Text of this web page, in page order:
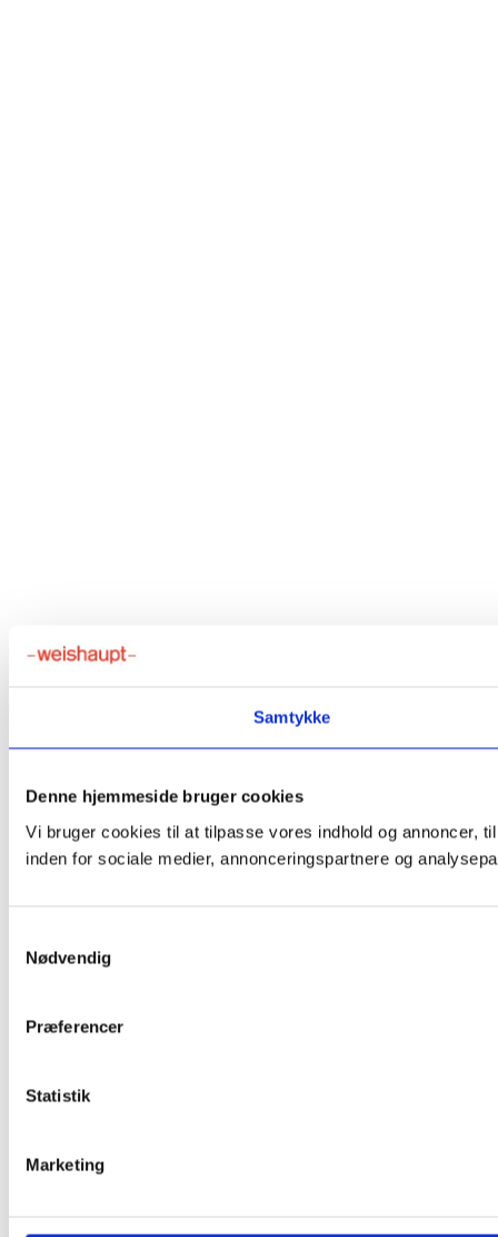
Samtykke
Denne hjemmeside bruger cookies
Vi bruger cookies til at tilpasse vores indhold og annoncer,
inden for sociale medier, annonceringspartnere og
Nødvendig
Præferencer
Statistik
Marketing